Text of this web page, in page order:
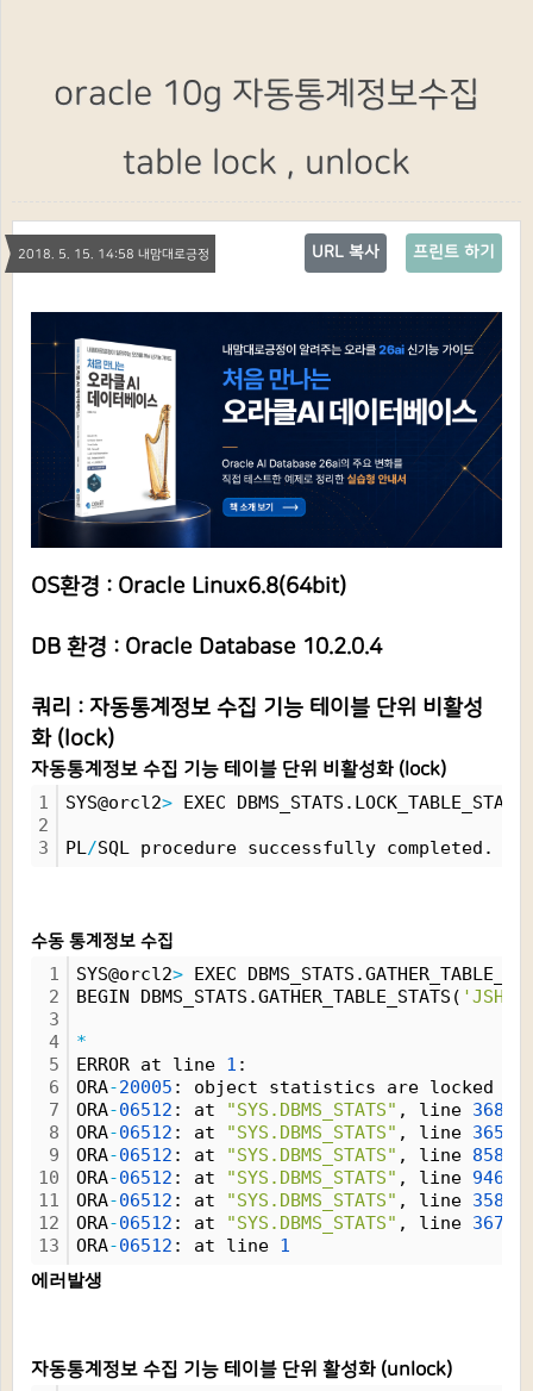
oracle 10g 자동통계정보수집
table lock , unlock
2018. 5. 15. 14:58 내맘대로긍정 프린트 하기
URL 복사
OS환경 : Oracle Linux6.8(64bit)
DB 환경 : Oracle Database 10.2.0.4
쿼리 : 자동통계정보 수집 기능 테이블 단위 비활성
화 (lock)
자동통계정보 수집 기능 테이블 단위 비활성화 (lock)
1
2
3
SYS@orcl2> EXEC
PL/SQL procedure successfully completed.
수동 통계정보 수집
1
2
3
4
5
6
7
8
9
10
11
12
13
SYS@orcl2> EXEC
BEGIN DBMS_STATS.GATHER_TABLE_STATS( 'JSH'
*
ERROR at line 1 :
ORA-20005 : object statistics are locked
ORA-06512 : at "SYS.DBMS_STATS" , line 36873
ORA-06512 : at "SYS.DBMS_STATS" , line 36507
ORA-06512 : at "SYS.DBMS_STATS" , line 8582
ORA-06512 : at "SYS.DBMS_STATS" , line 9461
ORA-06512 : at "SYS.DBMS_STATS" , line 35836
ORA-06512 : at "SYS.DBMS_STATS" , line 36716
ORA-06512 : at line 1
에러발생
자동통계정보 수집 기능 테이블 단위 활성화 (unlock)